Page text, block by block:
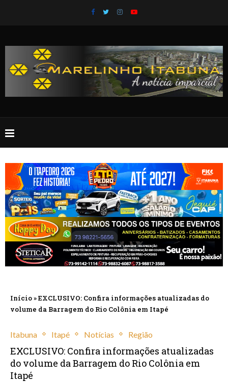
Início»EXCLUSIVO: Confira informações atualizadas do
volume da Barragem do Rio Colônia em Itapé
Itabuna Itapé Notícias Região
EXCLUSIVO: Confira informações atualizadas
do volume da Barragem do Rio Colônia em
Itapé